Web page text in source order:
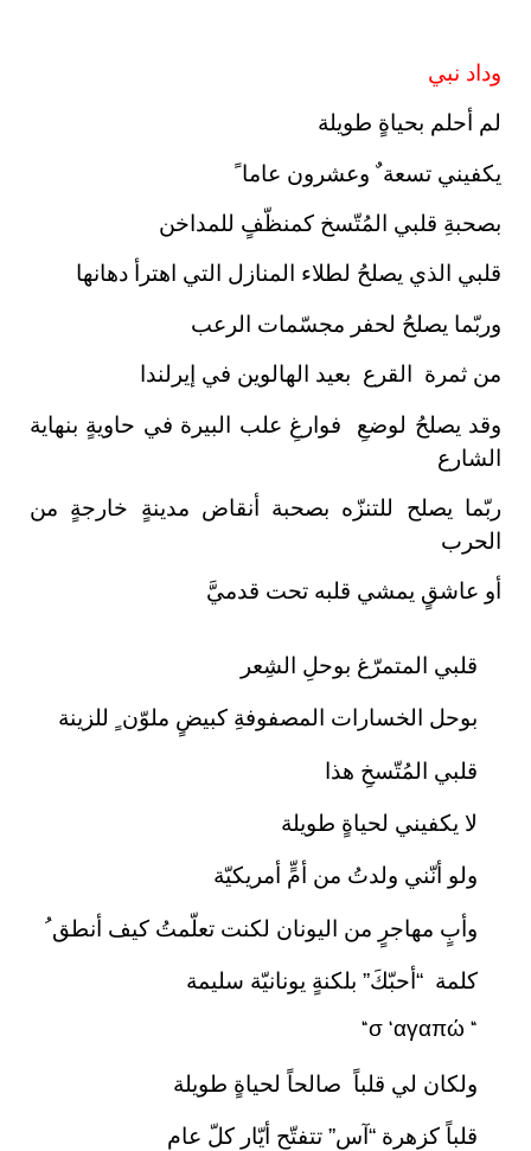
وداد نبي
لم أحلم بحياةٍ طويلة
يكفيني تسعة ٌ وعشرون عاما ً
بصحبةِ قلبي المُتّسخ كمنظّفٍ للمداخن
قلبي الذي يصلحُ لطلاء المنازل التي اهترأ دهانها
وربّما يصلحُ لحفر مجسّمات الرعب
من ثمرة القرع بعيد الهالوين في إيرلندا
وقد يصلحُ لوضعِ فوارغِ علب البيرة في حاويةٍ بنهاية
الشارع
ربّما يصلح للتنزّه بصحبة أنقاض مدينةٍ خارجةٍ من
الحرب
أو عاشقٍ يمشي قلبه تحت قدميَّ
قلبي المتمرّغ بوحلِ الشِعر
بوحل الخسارات المصفوفةِ كبيضٍ ملوّن ٍ للزينة
قلبي المُتّسخِ هذا
لا يكفيني لحياةٍ طويلة
ولو أنّني ولدتُ من أمٍّ أمريكيّة
وأبٍ مهاجرٍ من اليونان لكنت تعلّمتُ كيف أنطق ُ
كلمة “أحبّكَ” بلكنةٍ يونانيّة سليمة
“σ ‘αγαπώ “
ولكان لي قلباً صالحاً لحياةٍ طويلة
قلباً كزهرة “آس” تتفتّح أيّار كلّ عام